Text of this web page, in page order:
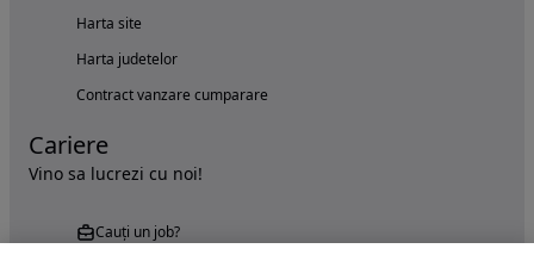
Harta site
Harta judetelor
Contract vanzare cumparare
Cariere
Vino sa lucrezi cu noi!
Cauți un job?